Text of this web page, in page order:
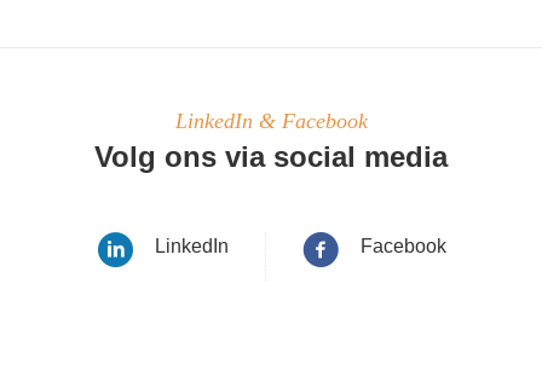
LinkedIn & Facebook
Volg ons via social media
LinkedIn Facebook